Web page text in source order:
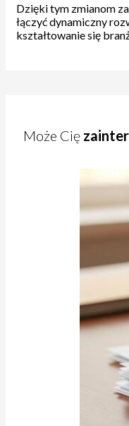
Dzięki tym zmianom
łączyć dynamiczny
kształtowanie się
Może Cię